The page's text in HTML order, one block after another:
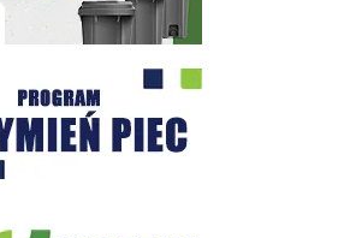
Powietrze" - Wieliczka